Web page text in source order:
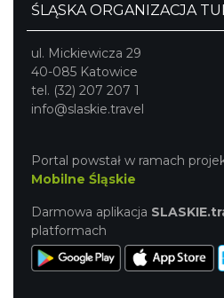
ŚLĄSKA ORGANIZACJA
ul. Mickiewicza 29
40-085 Katowice
tel. (32) 207 207 1
info@slaskie.travel
Portal powstał w ramach
Mobilne Śląskie
Darmowa aplikacja
platformach